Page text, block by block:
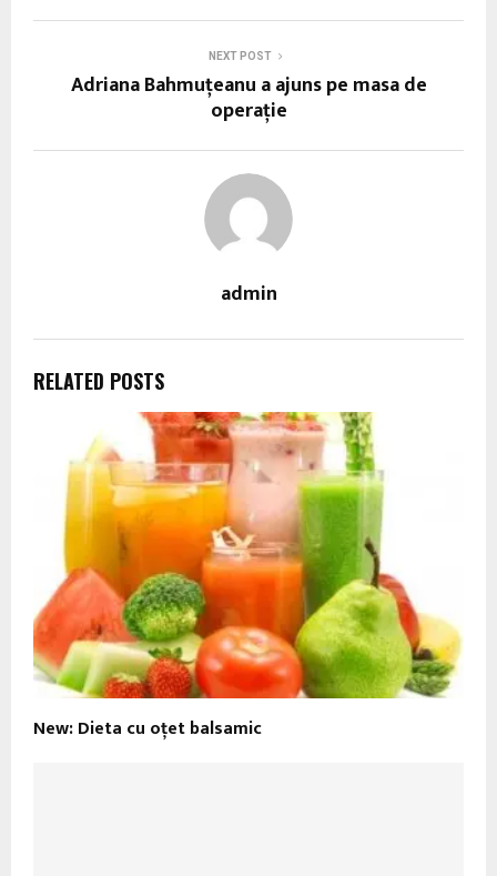
NEXT POST
Adriana Bahmuţeanu a ajuns pe masa de
operaţie
admin
RELATED POSTS
New: Dieta cu oţet balsamic